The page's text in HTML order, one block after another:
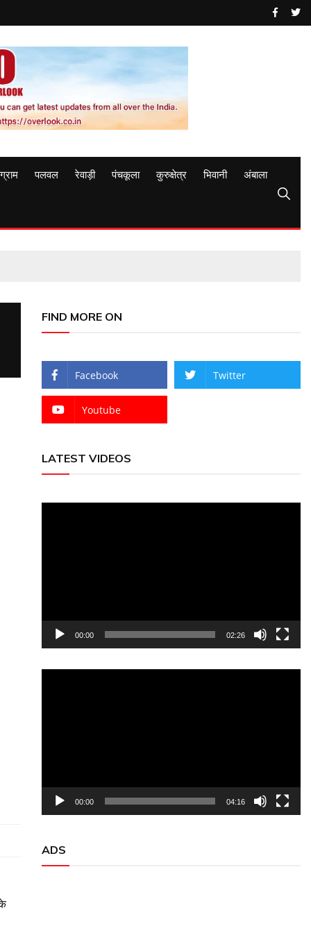
पलवल रेवाड़ी पंचकूला कुरुक्षेत्र भिवानी अंबाला
FIND MORE ON
Facebook Twitter
Youtube
LATEST VIDEOS
00:00 02:26
00:00 04:16
ADS